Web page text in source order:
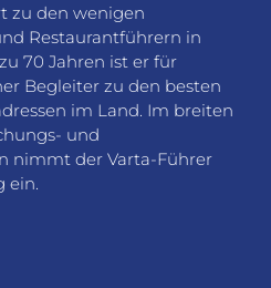
zu den wenigen
Restaurantführern in
70 Jahren ist er für
Begleiter zu den besten
im Land. Im breiten
und
nimmt der Varta-Führer
ein.